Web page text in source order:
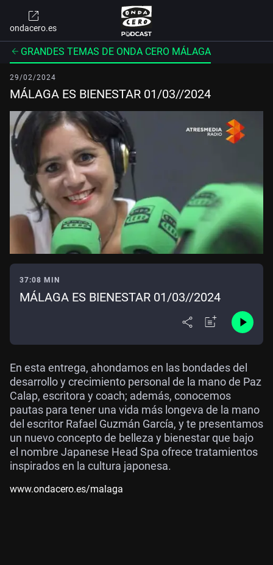
ondacero.es
GRANDES TEMAS DE ONDA CERO MÁLAGA
29/02/2024
MÁLAGA ES BIENESTAR 01/03//2024
37:08 MIN
MÁLAGA ES BIENESTAR 01/03//2024
En esta entrega, ahondamos en las bondades del
desarrollo y crecimiento personal de la mano de Paz
Calap, escritora y coach; además, conocemos
pautas para tener una vida más longeva de la mano
del escritor Rafael Guzmán García, y te presentamos
un nuevo concepto de belleza y bienestar que bajo
el nombre Japanese Head Spa ofrece tratamientos
inspirados en la cultura japonesa.
www.ondacero.es/malaga